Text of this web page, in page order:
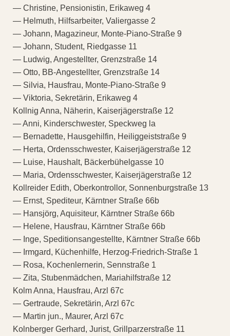
— Christine, Pensionistin, Erikaweg 4
— Helmuth, Hilfsarbeiter, Valiergasse 2
— Johann, Magazineur, Monte-Piano-Straße 9
— Johann, Student, Riedgasse 11
— Ludwig, Angestellter, Grenzstraße 14
— Otto, BB-Angestellter, Grenzstraße 14
— Silvia, Hausfrau, Monte-Piano-Straße 9
— Viktoria, Sekretärin, Erikaweg 4
Kollnig Anna, Näherin, Kaiserjägerstraße 12
— Anni, Kinderschwester, Speckweg la
— Bernadette, Hausgehilfin, Heiliggeiststraße 9
— Herta, Ordensschwester, Kaiserjägerstraße 12
— Luise, Haushalt, Bäckerbühelgasse 10
— Maria, Ordensschwester, Kaiserjägerstraße 12
Kollreider Edith, Oberkontrollor, Sonnenburgstraße 13
— Ernst, Spediteur, Kärntner Straße 66b
— Hansjörg, Aquisiteur, Kärntner Straße 66b
— Helene, Hausfrau, Kärntner Straße 66b
— Inge, Speditionsangestellte, Kärntner Straße 66b
— Irmgard, Küchenhilfe, Herzog-Friedrich-Straße 1
— Rosa, Kochenlernerin, Sennstraße 1
— Zita, Stubenmädchen, Mariahilfstraße 12
Kolm Anna, Hausfrau, Arzl 67c
— Gertraude, Sekretärin, Arzl 67c
— Martin jun., Maurer, Arzl 67c
Kolnberger Gerhard, Jurist, Grillparzerstraße 11